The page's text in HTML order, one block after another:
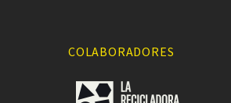
COLABORADORES